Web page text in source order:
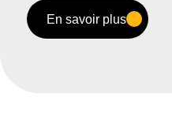
En savoir plus